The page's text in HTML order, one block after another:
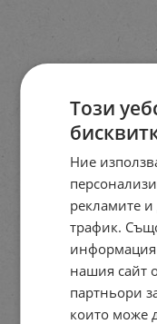
Този
Ние
рекламите
трафик.
информация
нашия сайт
партньори
които може